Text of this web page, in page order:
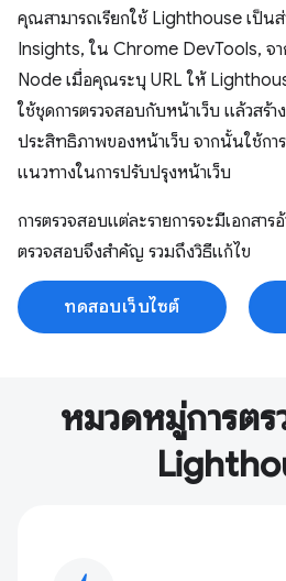
คุณสามารถเรียกใช้ Lighthouse เป็
Insights, ใน Chrome DevTools, จ
Node เมื่อคุณระบุ URL ให้
ใช้ชุดการตรวจสอบกับหน้าเว็บ แล้วสร้า
ประสิทธิภาพของหน้าเว็บ จากนั้นใช้กา
แนวทางในการปรับปรุงหน้าเว็บ
การตรวจสอบแต่ละรายการจะมีเอกสาร
ตรวจสอบจึงสำคัญ รวมถึงวิธีแก้ไข
ทดสอบเว็บไซต์
หมวดหมู่การต